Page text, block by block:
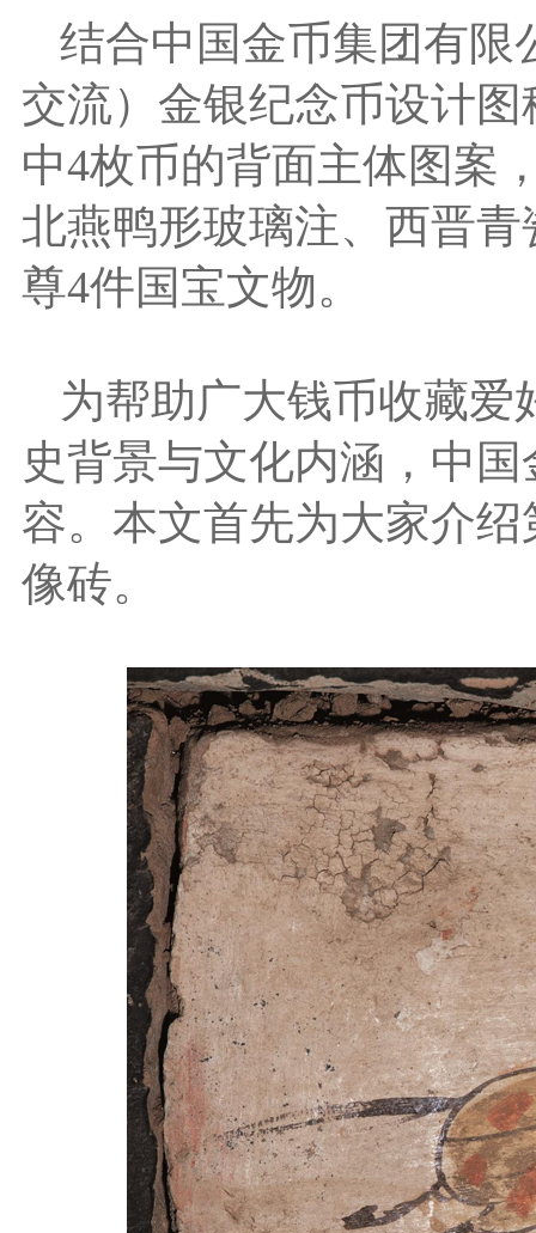
结合中国金币集团有限
交流）金银纪念币设计
中4枚币的背面主体图案
北燕鸭形玻璃注、西晋
尊4件国宝文物。
为帮助广大钱币收藏
史背景与文化内涵，中
容。本文首先为大家介
像砖。